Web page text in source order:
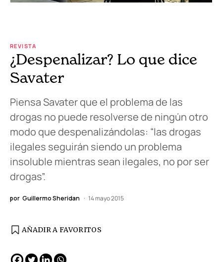
REVISTA
¿Despenalizar? Lo que dice
Savater
Piensa Savater que el problema de las
drogas no puede resolverse de ningún otro
modo que despenalizándolas: “las drogas
ilegales seguirán siendo un problema
insoluble mientras sean ilegales, no por ser
drogas”.
por Guillermo Sheridan 14 mayo 2015
AÑADIR A FAVORITOS